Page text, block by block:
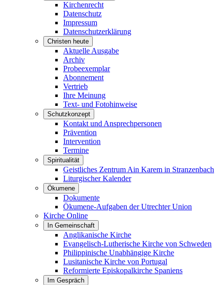
Kirchenrecht
Datenschutz
Impressum
Datenschutzerklärung
Christen heute
Aktuelle Ausgabe
Archiv
Probeexemplar
Abonnement
Vertrieb
Ihre Meinung
Text- und Fotohinweise
Schutzkonzept
Kontakt und Ansprechpersonen
Prävention
Intervention
Termine
Spiritualität
Geistliches Zentrum Ain Karem in Stranzenbach
Liturgischer Kalender
Ökumene
Dokumente
Ökumene-Aufgaben der Utrechter Union
Kirche Online
In Gemeinschaft
Anglikanische Kirche
Evangelisch-Lutherische Kirche von Schweden
Philippinische Unabhängige Kirche
Lusitanische Kirche von Portugal
Reformierte Episkopalkirche Spaniens
Im Gespräch